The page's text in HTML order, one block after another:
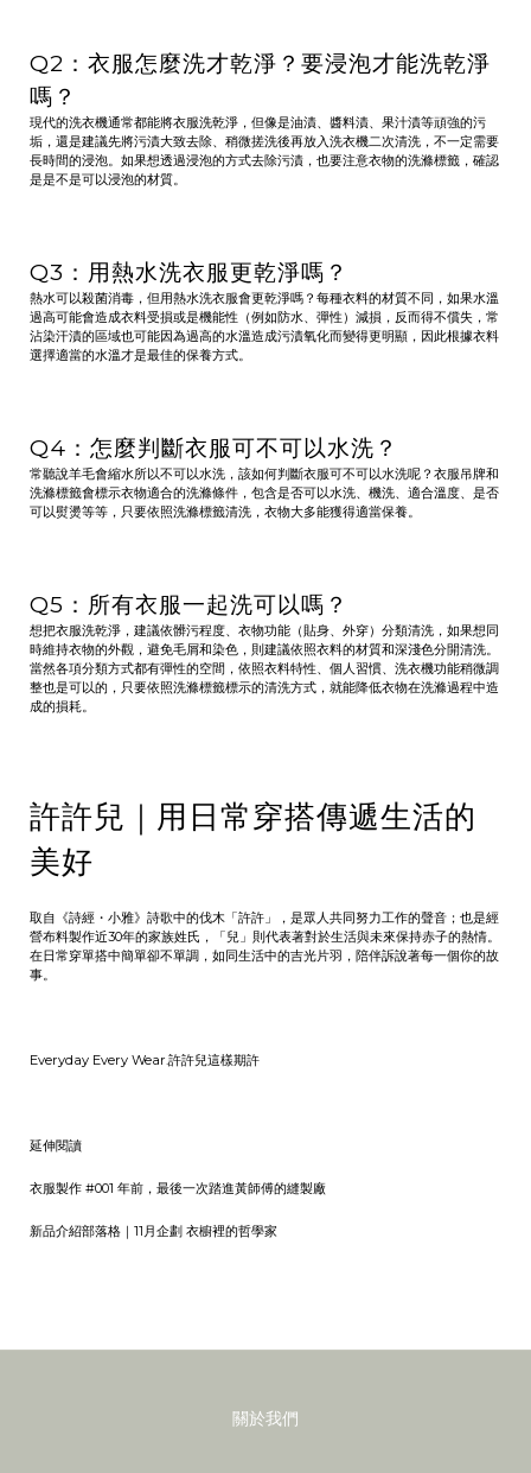
Q2：衣服怎麼洗才乾淨？要浸泡才能洗乾淨
嗎？
現代的洗衣機通常都能將衣服洗乾淨，但像是油漬、醬料漬、果汁漬等頑強的污
垢，還是建議先將污漬大致去除、稍微搓洗後再放入洗衣機二次清洗，不一定需要
長時間的浸泡。如果想透過浸泡的方式去除污漬，也要注意衣物的洗滌標籤，確認
是是不是可以浸泡的材質。
Q3：用熱水洗衣服更乾淨嗎？
熱水可以殺菌消毒，但用熱水洗衣服會更乾淨嗎？每種衣料的材質不同，如果水溫
過高可能會造成衣料受損或是機能性（例如防水、彈性）減損，反而得不償失，常
沾染汗漬的區域也可能因為過高的水溫造成污漬氧化而變得更明顯，因此根據衣料
選擇適當的水溫才是最佳的保養方式。
Q4：怎麼判斷衣服可不可以水洗？
常聽說羊毛會縮水所以不可以水洗，該如何判斷衣服可不可以水洗呢？衣服吊牌和
洗滌標籤會標示衣物適合的洗滌條件，包含是否可以水洗、機洗、適合溫度、是否
可以熨燙等等，只要依照洗滌標籤清洗，衣物大多能獲得適當保養。
Q5：所有衣服一起洗可以嗎？
想把衣服洗乾淨，建議依髒污程度、衣物功能（貼身、外穿）分類清洗，如果想同
時維持衣物的外觀，避免毛屑和染色，則建議依照衣料的材質和深淺色分開清洗。
當然各項分類方式都有彈性的空間，依照衣料特性、個人習慣、洗衣機功能稍微調
整也是可以的，只要依照洗滌標籤標示的清洗方式，就能降低衣物在洗滌過程中造
成的損耗。
許許兒｜用日常穿搭傳遞生活的
美好
取自《詩經・小雅》詩歌中的伐木「許許」，是眾人共同努力工作的聲音；也是經
營布料製作近30年的家族姓氏，「兒」則代表著對於生活與未來保持赤子的熱情。
在日常穿單搭中簡單卻不單調，如同生活中的吉光片羽，陪伴訴說著每一個你的故
事。
Everyday Every Wear. 許許兒這樣期許
延伸閱讀
衣服製作 #001 年前，最後一次踏進黃師傅的縫製廠
新品介紹部落格｜11月企劃 衣櫥裡的哲學家
關於我們